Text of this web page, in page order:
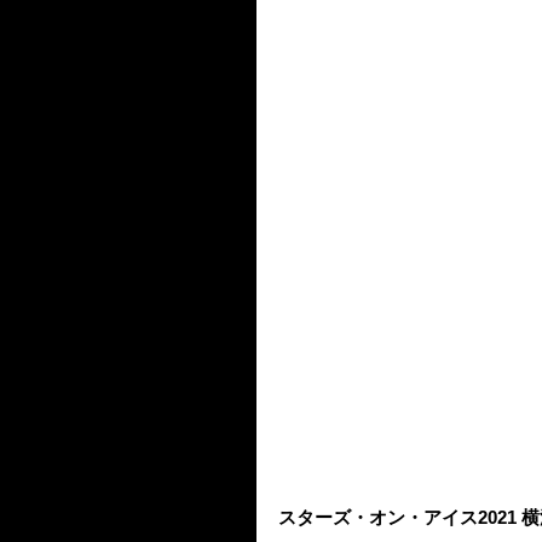
スターズ・オン・アイス2021